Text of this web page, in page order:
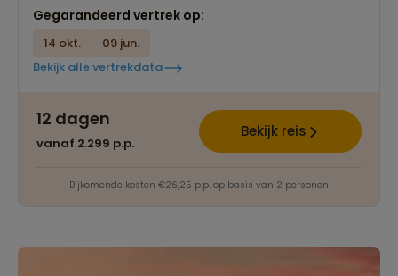
Gegarandeerd vertrek op:
14 okt.
09 jun.
Bekijk alle vertrekdata
12 dagen
vanaf 2.299 p.p.
Bekijk reis
Bijkomende kosten €26,25 p.p. op basis van 2 personen